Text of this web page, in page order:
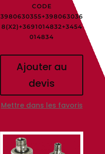
CODE
3980630355+398063036
8(X2)+3691014832+3454
014834
Ajouter au
devis
Mettre dans les favoris